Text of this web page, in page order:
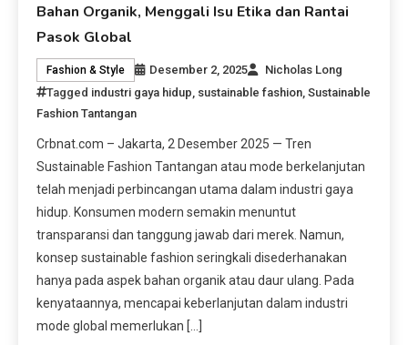
Bahan Organik, Menggali Isu Etika dan Rantai
Pasok Global
Fashion & Style Desember 2, 2025
Nicholas Long
Tagged industri gaya hidup sustainable fashion ,Sustainable
Fashion Tantangan
Crbnat.com – Jakarta, 2 Desember 2025 — Tren
Sustainable Fashion Tantangan atau mode berkelanjutan
telah menjadi perbincangan utama dalam industri gaya
hidup. Konsumen modern semakin menuntut
transparansi dan tanggung jawab dari merek. Namun,
konsep sustainable fashion seringkali disederhanakan
hanya pada aspek bahan organik atau daur ulang. Pada
kenyataannya, mencapai keberlanjutan dalam industri
mode global memerlukan […]